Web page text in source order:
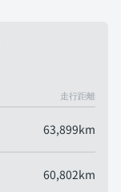
走行距離
63,899km
60,802km